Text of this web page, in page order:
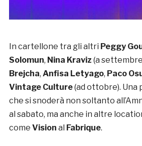
In cartellone tra gli altri Peggy
Solomun, Nina Kraviz (a
Brejcha, Anfisa Letyago, Paco
Vintage Culture(ad ottobre). Una
che si snoderà non soltanto
al sabato, ma anche in altre
come Vision al Fabrique.